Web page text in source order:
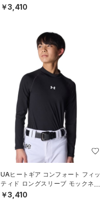
ク シャツ（ベースボール/BOYS）
￥3,410
UAヒートギア コンフォート フィッ
ティド ロングスリーブ モックネッ
ク シャツ（ベースボール/BOYS）
￥3,410